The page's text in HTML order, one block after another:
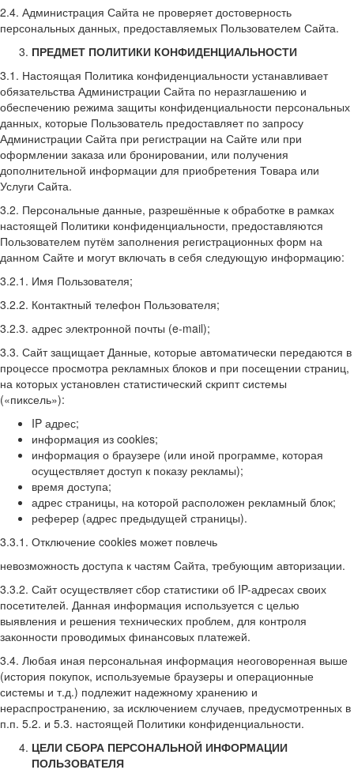
2.4. Администрация Сайта не проверяет достоверность
персональных данных, предоставляемых Пользователем Сайта.
ПРЕДМЕТ ПОЛИТИКИ КОНФИДЕНЦИАЛЬНОСТИ
3.1. Настоящая Политика конфиденциальности устанавливает
обязательства Администрации Сайта по неразглашению и
обеспечению режима защиты конфиденциальности персональных
данных, которые Пользователь предоставляет по запросу
Администрации Сайта при регистрации на Сайте или при
оформлении заказа или бронировании, или получения
дополнительной информации для приобретения Товара или
Услуги Сайта.
3.2. Персональные данные, разрешённые к обработке в рамках
настоящей Политики конфиденциальности, предоставляются
Пользователем путём заполнения регистрационных форм на
данном Сайте и могут включать в себя следующую информацию:
3.2.1. Имя Пользователя;
3.2.2. Контактный телефон Пользователя;
3.2.3. адрес электронной почты (e-mail);
3.3. Сайт защищает Данные, которые автоматически передаются в
процессе просмотра рекламных блоков и при посещении страниц,
на которых установлен статистический скрипт системы
(«пиксель»):
IP адрес;
информация из cookies;
информация о браузере (или иной программе, которая
осуществляет доступ к показу рекламы);
время доступа;
адрес страницы, на которой расположен рекламный блок;
реферер (адрес предыдущей страницы).
3.3.1. Отключение cookies может повлечь
невозможность доступа к частям Cайта, требующим авторизации.
3.3.2. Сайт осуществляет сбор статистики об IP-адресах своих
посетителей. Данная информация используется с целью
выявления и решения технических проблем, для контроля
законности проводимых финансовых платежей.
3.4. Любая иная персональная информация неоговоренная выше
(история покупок, используемые браузеры и операционные
системы и т.д.) подлежит надежному хранению и
нераспространению, за исключением случаев, предусмотренных в
п.п. 5.2. и 5.3. настоящей Политики конфиденциальности.
ЦЕЛИ СБОРА ПЕРСОНАЛЬНОЙ ИНФОРМАЦИИ
ПОЛЬЗОВАТЕЛЯ